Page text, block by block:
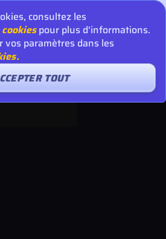
consultez les
pour plus d'informations.
vos paramètres dans les
TOUT